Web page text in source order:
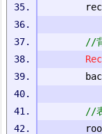
//
//